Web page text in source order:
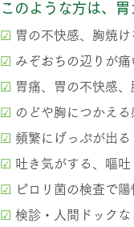
このような方は、胃
☑ 胃の不快感、胸焼け
☑ みぞおちの辺りが痛
☑ 胃痛、胃の不快感、
☑ のどや胸につかえ
☑ 頻繁にげっぷが出る
☑ 吐き気がする、嘔吐
☑
ピロリ菌の検査で
☑ 検診・人間ドック